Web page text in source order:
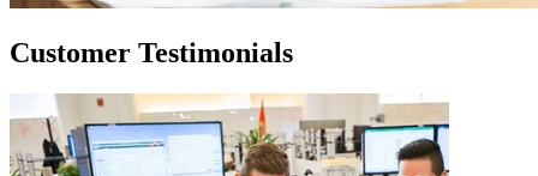
Customer Testimonials